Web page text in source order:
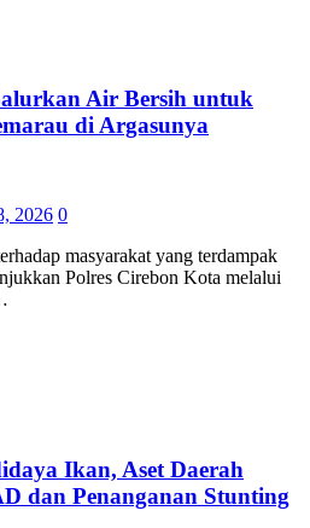
Air Bersih untuk
di Argasunya
2026 0
masyarakat yang terdampak
Polres Cirebon Kota melalui
Ikan, Aset Daerah
dan Penanganan Stunting